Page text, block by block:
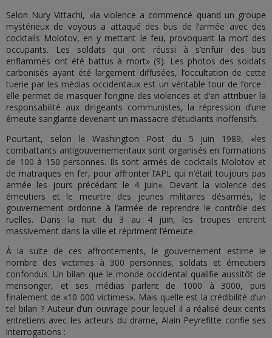
Selon Nury Vittachi, «la violence a commencé quand un groupe
mystérieux de voyous a attaqué des bus de l’armée avec des
cocktails Molotov, en y mettant le feu, provoquant la mort des
occupants. Les soldats qui ont réussi à s’enfuir des bus
enflammés ont été battus à mort» (9). Les photos des soldats
carbonisés ayant été largement diffusées, l’occultation de cette
tuerie par les médias occidentaux est un véritable tour de force :
elle permet de masquer l’origine des violences et d’en attribuer la
responsabilité aux dirigeants communistes, la répression d’une
émeute sanglante devenant un massacre d’étudiants inoffensifs.
Pourtant, selon le Washington Post du 5 juin 1989, «les
combattants antigouvernementaux sont organisés en formations
de 100 à 150 personnes. Ils sont armés de cocktails Molotov et
de matraques en fer, pour affronter l’APL qui n’était toujours pas
armée les jours précédant le 4 juin». Devant la violence des
émeutiers et le meurtre des jeunes militaires désarmés, le
gouvernement ordonne à l’armée de reprendre le contrôle des
ruelles. Dans la nuit du 3 au 4 juin, les troupes entrent
massivement dans la ville et répriment l’émeute.
À la suite de ces affrontements, le gouvernement estime le
nombre des victimes à 300 personnes, soldats et émeutiers
confondus. Un bilan que le monde occidental qualifie aussitôt de
mensonger, et ses médias parlent de 1000 à 3000, puis
finalement de «10 000 victimes». Mais quelle est la crédibilité d’un
tel bilan ? Auteur d’un ouvrage pour lequel il a réalisé deux cents
entretiens avec les acteurs du drame, Alain Peyrefitte confie ses
interrogations :